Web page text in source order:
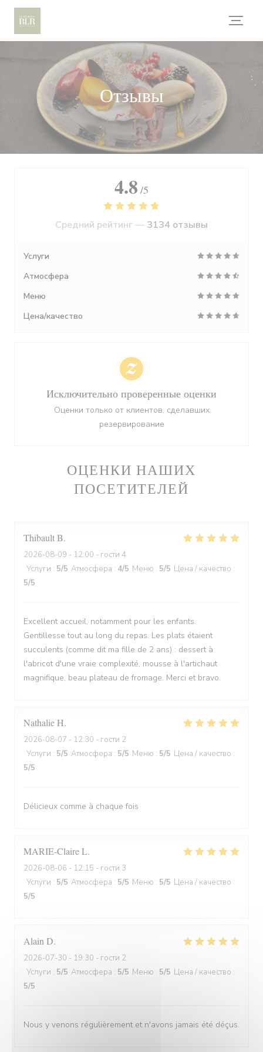
Панель управления cookies
Отзывы
ОЦЕНКИ НАШИХ
ПОСЕТИТЕЛЕЙ
ThibaultB
2026-08-09 - 12:00 - гости 4
Услуги : 5/5 Атмосфера : 4/5 Меню : 5/5 Цена / качество :
5/5
Excellent accueil, notamment pour les enfants.
Gentillesse tout au long du repas. Les plats étaient
succulents (comme dit ma fille de 2 ans) : dessert à
l'abricot d'une vraie complexité, mousse à l'artichaut
magnifique, beau plateau de fromage. Merci et bravo.
NathalieH
2026-08-07 - 12:30 - гости 2
Услуги : 5/5 Атмосфера : 5/5 Меню : 5/5 Цена / качество :
5/5
Délicieux comme à chaque fois
MARIE-ClaireL
2026-08-06 - 12:15 - гости 3
Услуги : 5/5 Атмосфера : 5/5 Меню : 5/5 Цена / качество :
5/5
Alain D
2026-07-30 - 19:30 - гости 2
Услуги : 5/5 Атмосфера : 5/5 Меню : 5/5 Цена / качество :
5/5
Nous y venons régulièrement et n'avons jamais été déçus.
4.8 /5
Средний рейтинг — 3134 отзывы
Услуги
Атмосфера
Меню
Цена/качество
Исключительно проверенные оценки
Оценки только от клиентов, сделавших
резервирование